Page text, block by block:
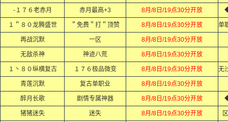
-１７６老赤月 赤月最高+3 8月/8日/19点30分开放
１＂８０龙腾盛世 ＂免费＂打＂顶赞 8月/8日/19点30分开放
再战沉默 一区 8月/8日/19点30分开放
无敌杀神 神迹八荒 8月/8日/19点30分开放
１丶８０纵横复古 １７６极品微变 8月/8日/19点30分开放
青莲沉默 复古单职业 8月/8日/19点30分开放
醉月长歌 剧情专属神器 8月/8日/19点30分开放
猪猪迷失 迷失 8月/8日/19点30分开放